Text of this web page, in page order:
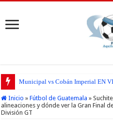
Municipal vs Cobán Imperial EN
San Pedro FC vs Suchitepéquez
Inicio » Fútbol de Guatemala »
alineaciones y dónde ver la Gran Final
División GT